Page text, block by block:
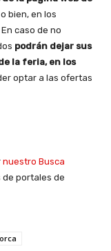
bien, en los
caso de no
podrán dejar sus
la feria, en los
optar a las ofertas
nuestro Busca
portales de